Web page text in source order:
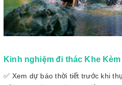
Kinh nghiệm đi thác Khe Kèm
✅ Xem dự báo thời tiết trước khi